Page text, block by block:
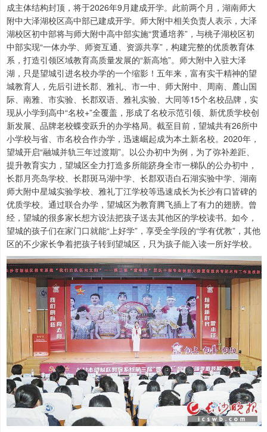
成主体结构封顶，将于2026年9月建成开学。此前两个月，湖南师大
附中大泽湖校区高中部已建成开学。师大附中相关负责人表示，大泽
湖校区初中部将与师大附中高中部实施“贯通培养”，与桃子湖校区初
中部实现“一体办学、师资互通、资源共享”，构建完整的优质教育体
系，打造引领区域教育高质量发展的“新高地”。师大附中入驻大泽
湖，只是望城引进名校办学的一个缩影！五年来，富有实干精神的望
城教育人，先后引进长郡、雅礼、市一中、师大附中、周南、麓山国
际、南雅、市实验、长郡双语、雅礼实验、大同等15个名校品牌，实
现从小学到高中“名校+”全覆盖，形成了名校示范引领、新优质学校创
新发展、品牌老校蝶变跃升的办学格局。截至目前，望城共有26所中
小学校与省、市名校合作办学，迅速崛起成为本土新名校。2020年，
望城开启“融城并轨三年过渡期”。以公办初中为例，为了弥补差距、
提升教育实力，望城区全力打造多所能跻身全市一梯队的公办初中，
长郡月亮岛学校、长郡斑马湖中学、长郡双语白石湖实验中学、湖南
师大附中星城实验学校、雅礼丁江学校等迅速成长为长沙有口皆碑的
优质学校。通过联合办学，望城区为教育腾飞插上了有力的翅膀。曾
经，望城的很多家长想方设法把孩子送去其他区的学校读书。如今，
望城的孩子们在家门口就能“上好学”，享受全学段的“学有优教”，其他
区的不少家长争着把孩子转到望城区，只为孩子能入读一所好学校。